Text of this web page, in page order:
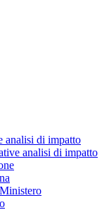
analisi di impatto
analisi di impatto